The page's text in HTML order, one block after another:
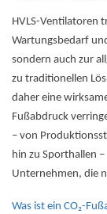
HVLS-Ventilatoren
Wartungsbedarf
sondern auch zur
zu traditionellen
daher eine
Fußabdruck
– von
hin zu Sporthallen
Unternehmen, die
Was ist ein CO₂-